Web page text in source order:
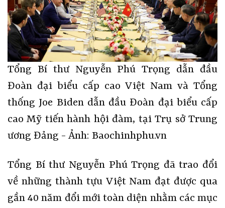
Tổng Bí thư Nguyễn Phú Trọng dẫn đầu
Đoàn đại biểu cấp cao Việt Nam và Tổng
thống Joe Biden dẫn đầu Đoàn đại biểu cấp
cao Mỹ tiến hành hội đàm, tại Trụ sở Trung
ương Đảng - Ảnh: Baochinhphu.vn
Tổng Bí thư Nguyễn Phú Trọng đã trao đổi
về những thành tựu Việt Nam đạt được qua
gần 40 năm đổi mới toàn diện nhằm các mục